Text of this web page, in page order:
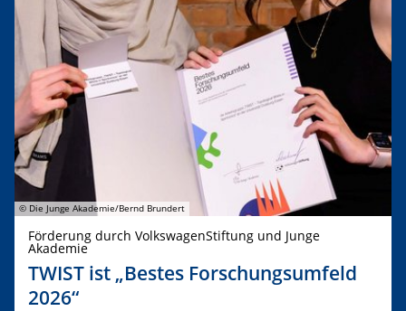
© Die Junge Akademie/Bernd Brundert
Förderung durch VolkswagenStiftung und Junge
Akademie
TWIST ist „Bestes Forschungsumfeld
2026“